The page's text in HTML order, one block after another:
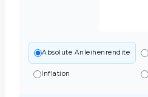
Absolute Anleihenrendite
Inflation